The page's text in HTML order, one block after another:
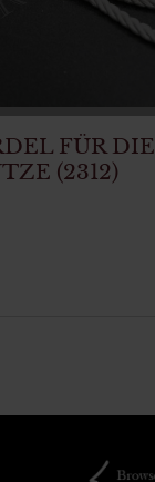
FÜR DIE
(2312)